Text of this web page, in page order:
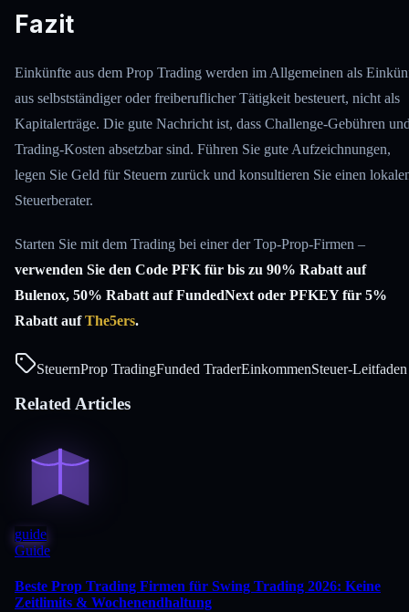
Fazit
Einkünfte aus dem Prop Trading werden im Allgemeinen als
aus selbstständiger oder freiberuflicher Tätigkeit besteuert, nicht als
Kapitalerträge. Die gute Nachricht ist, dass Challenge-Gebühren
Trading-Kosten absetzbar sind. Führen Sie gute Aufzeichnungen,
legen Sie Geld für Steuern zurück und konsultieren Sie einen
Steuerberater.
Starten Sie mit dem Trading bei einer der Top-Prop-Firmen –
verwenden Sie den Code PFK für bis zu 90% Rabatt auf
Bulenox, 50% Rabatt auf FundedNext oder PFKEY für 5%
Rabatt aufThe5ers.
SteuernProp TradingFunded TraderEinkommenSteuer-Leitfaden
Related Articles
guide
Guide
Beste Prop Trading Firmen für Swing Trading 2026: Keine
Zeitlimits & Wochenendhaltung